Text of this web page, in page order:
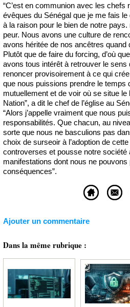
“C’est en communion avec les chefs
évêques du Sénégal que je me fais le
à la raison pour le bien de notre
peur. Nous avons une culture de
avons héritée de nos ancêtres quand
Plutôt que de faire du forcing, d’où
avons tous intérêt à retrouver le sens
renoncer provisoirement à ce qui
que nous puissions prendre le temps
mutuellement et de voir où se situe
Nation”, a dit le chef de l’église au
“Alors j’appelle vraiment que nous
responsabilités. Que chacun, au
sorte que nous ne basculions pas
choix de surseoir à l’adoption de
controverses et pousse notre société
manifestations dont nous ne pouvons
conséquences”.
Ajouter un commentaire
Dans la même rubrique :